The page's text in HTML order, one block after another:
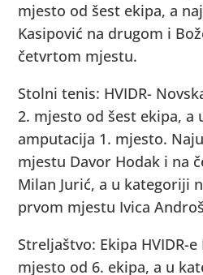
mjesto od šest ekipa, a
Kasipović na drugom i
četvrtom mjestu.
Stolni tenis: HVIDR-
2. mjesto od šest ekipa, a
amputacija 1. mjesto.
mjestu Davor Hodak i na
Milan Jurić, a u kategoriji
prvom mjestu Ivica
Streljaštvo: Ekipa HVIDR-
mjesto od 6. ekipa, a u